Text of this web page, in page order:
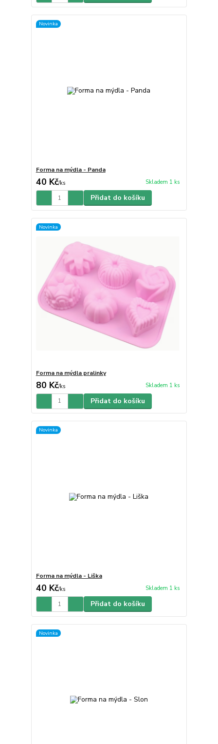
Novinka
Forma na mýdla - Panda
40 Kč/ks Skladem 1 ks
Přidat do košíku
Novinka
Forma na mýdla pralinky
80 Kč/ks Skladem 1 ks
Přidat do košíku
Novinka
Forma na mýdla - Liška
40 Kč/ks Skladem 1 ks
Přidat do košíku
Novinka